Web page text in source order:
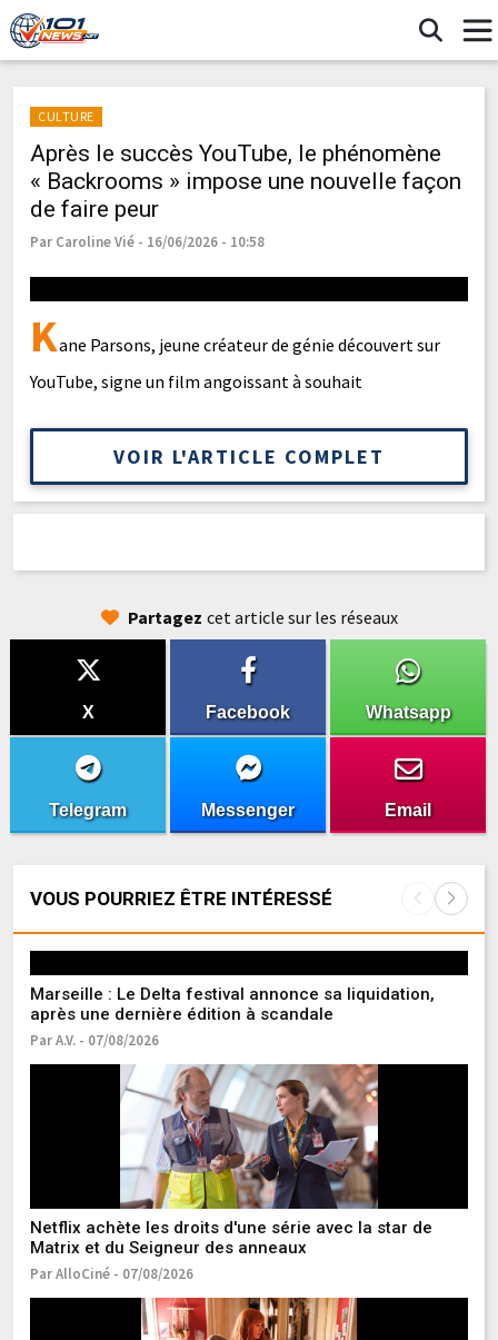
CULTURE
Après le succès YouTube, le phénomène
« Backrooms » impose une nouvelle façon
de faire peur
Par Caroline Vié - 16/06/2026 - 10:58
Kane Parsons, jeune créateur de génie découvert sur
YouTube, signe un film angoissant à souhait
VOIR L'ARTICLE COMPLET
Partagez cet article sur les réseaux
X Facebook Whatsapp
Telegram Messenger Email
VOUS POURRIEZ ÊTRE INTÉRESSÉ
Marseille : Le Delta festival annonce sa liquidation,
après une dernière édition à scandale
Par A.V. - 07/08/2026
Netflix achète les droits d'une série avec la star de
Matrix et du Seigneur des anneaux
Par AlloCiné - 07/08/2026